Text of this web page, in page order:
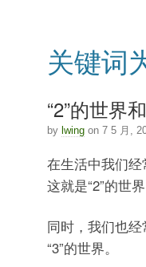
关键词
“2”的世界
by lwingon 7 5 月,
在生活中我们
这就是“2”的世界
同时，我们也
“3”的世界。